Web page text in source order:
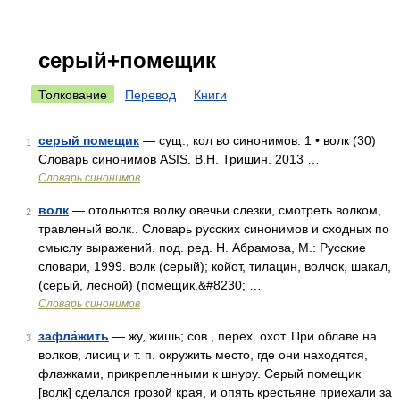
серый+помещик
Толкование Перевод Книги
1 серый помещик — сущ., кол во синонимов: 1 • волк (30)
Словарь синонимов ASIS. В.Н. Тришин. 2013 …
Словарь синонимов
2 волк — отольются волку овечьи слезки, смотреть волком,
травленый волк.. Словарь русских синонимов и сходных по
смыслу выражений. под. ред. Н. Абрамова, М.: Русские
словари, 1999. волк (серый); койот, тилацин, волчок, шакал,
(серый, лесной) (помещик,&#8230; …
Словарь синонимов
3 зафла́жить — жу, жишь; сов., перех. охот. При облаве на
волков, лисиц и т. п. окружить место, где они находятся,
флажками, прикрепленными к шнуру. Серый помещик
[волк] сделался грозой края, и опять крестьяне приехали за